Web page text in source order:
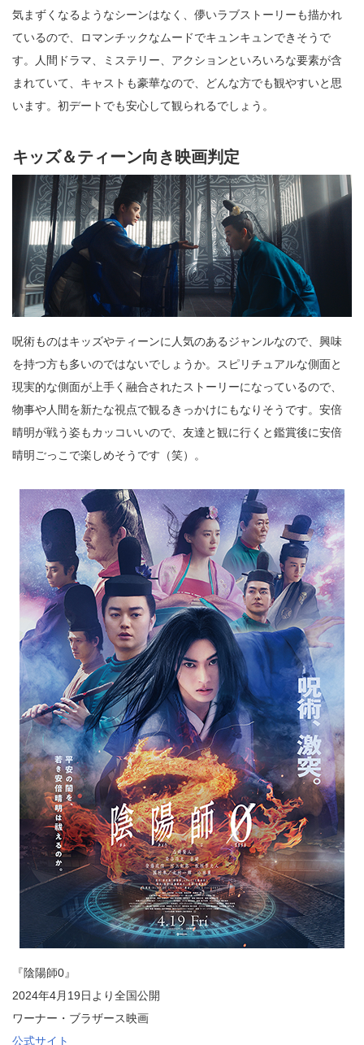
気まずくなるようなシーンはなく、儚いラブストーリーも描かれ
ているので、ロマンチックなムードでキュンキュンできそうで
す。人間ドラマ、ミステリー、アクションといろいろな要素が含
まれていて、キャストも豪華なので、どんな方でも観やすいと思
います。初デートでも安心して観られるでしょう。
キッズ＆ティーン向き映画判定
呪術ものはキッズやティーンに人気のあるジャンルなので、興味
を持つ方も多いのではないでしょうか。スピリチュアルな側面と
現実的な側面が上手く融合されたストーリーになっているので、
物事や人間を新たな視点で観るきっかけにもなりそうです。安倍
晴明が戦う姿もカッコいいので、友達と観に行くと鑑賞後に安倍
晴明ごっこで楽しめそうです（笑）。
『陰陽師0』
2024年4月19日より全国公開
ワーナー・ブラザース映画
公式サイト